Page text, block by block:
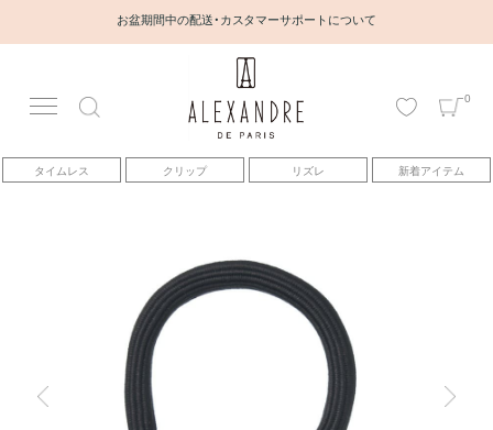
お盆期間中の配送・カスタマーサポートについて
0
タイムレス クリップ リズレ 新着アイテム
アカウント
アイテム
コレクション
トピックス